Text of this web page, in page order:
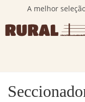
A melhor